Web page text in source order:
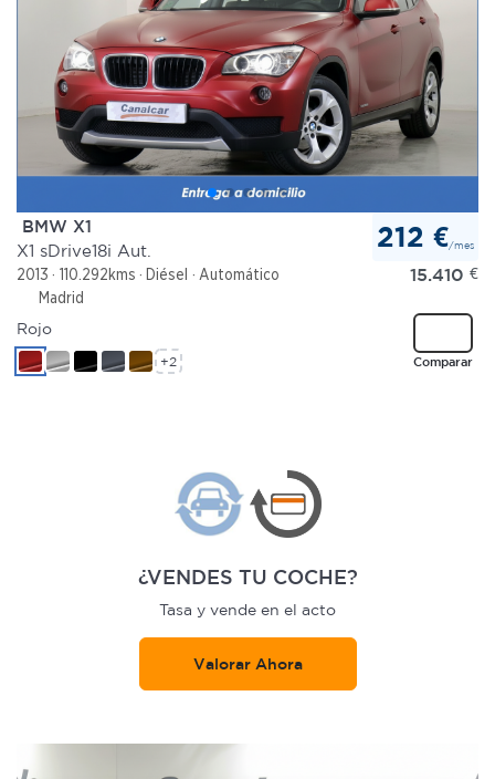
BMW X1
X1 sDrive18i Aut.
2013 110.292kms Diésel
Automático
Madrid
212 €/mes
15.410 €
Comparar
Rojo
+2
¿VENDES TU COCHE?
Tasa y vende en el acto
Valorar Ahora